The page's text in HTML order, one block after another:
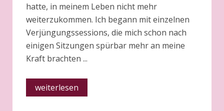
hatte, in meinem Leben nicht mehr
weiterzukommen. Ich begann mit einzelnen
Verjüngungssessions, die mich schon nach
einigen Sitzungen spürbar mehr an meine
Kraft brachten ...
weiterlesen